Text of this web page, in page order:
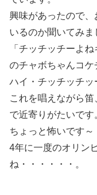
興味があったので
いるのか聞いてみま
「チッチッチーよ
のチャボちゃんコケ
ハイ・チッチッチッ
これを唱えながら
で近寄りがたいです
ちょっと怖いです～
4年に一度のオリン
ね・・・・・・。